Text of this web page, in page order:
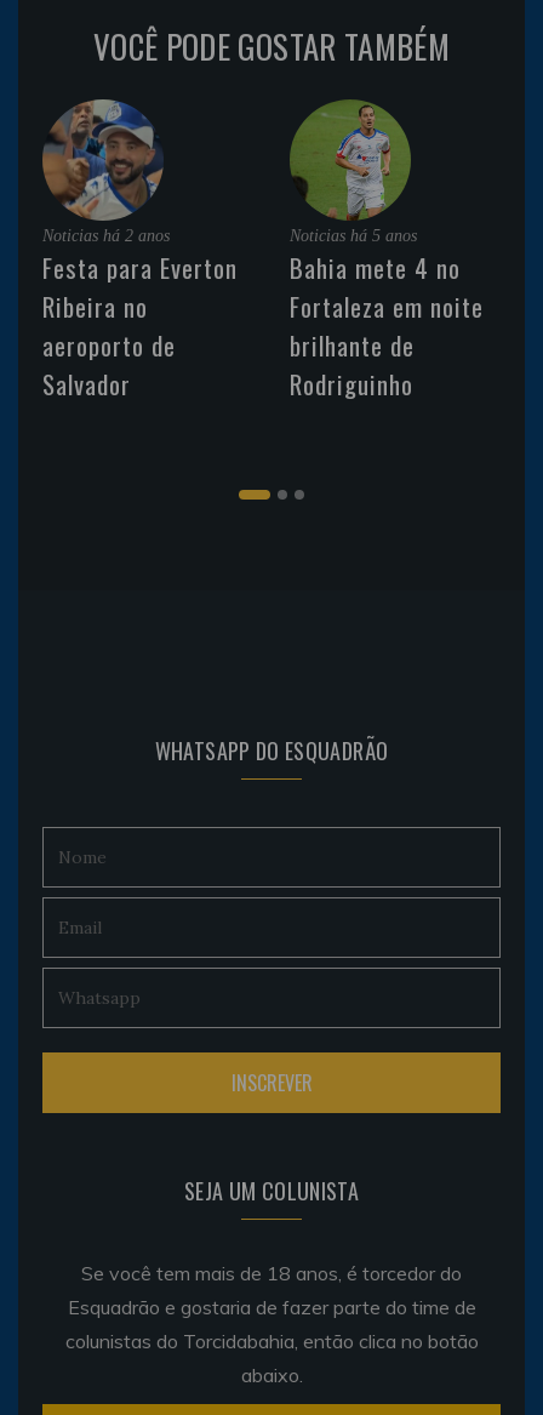
VOCÊ PODE GOSTAR TAMBÉM
Noticias há 2 anos
Festa para Everton
Ribeira no
aeroporto de
Salvador
Noticias há 5 anos
Bahia mete 4 no
Fortaleza em noite
brilhante de
Rodriguinho
WHATSAPP DO ESQUADRÃO
SEJA UM COLUNISTA
Se você tem mais de 18 anos, é torcedor do
Esquadrão e gostaria de fazer parte do time de
colunistas do Torcidabahia, então clica no botão
abaixo.